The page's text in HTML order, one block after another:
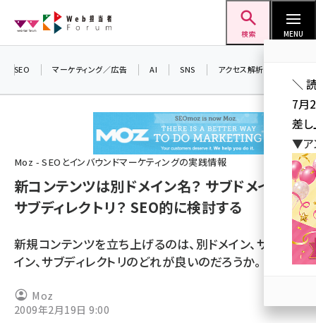
ン
検索 MENU
seo (3519)
ai (2801)
youtube (2425)
note (2310)
セミナー (2301)
meo (1274)
SEO マーケティング／広告 AI SNS アクセス解析／データ分析
Moz - SEOとインバウンドマーケティングの実践情報
新コンテンツは別ドメイン名？ サブドメイン？
サブディレクトリ？ SEO的に検討する
新規コンテンツを立ち上げるのは、別ドメイン、サブドメ
イン、サブディレクトリのどれが良いのだろうか。
Moz
2009年2月19日 9:00
＼
7月
差し
▼ア